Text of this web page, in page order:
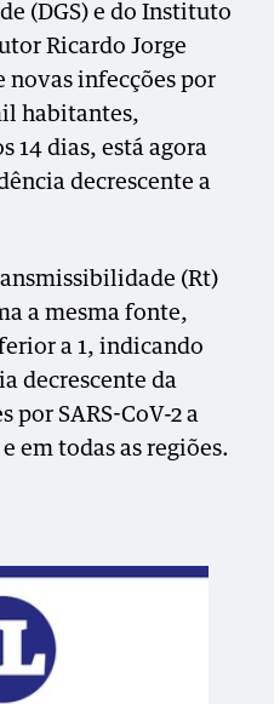
(DGS) e do Instituto
Ricardo Jorge
novas infecções por
habitantes,
14 dias, está agora
decrescente a
(Rt)
a mesma fonte,
a 1, indicando
decrescente da
por SARS-CoV-2 a
em todas as regiões.